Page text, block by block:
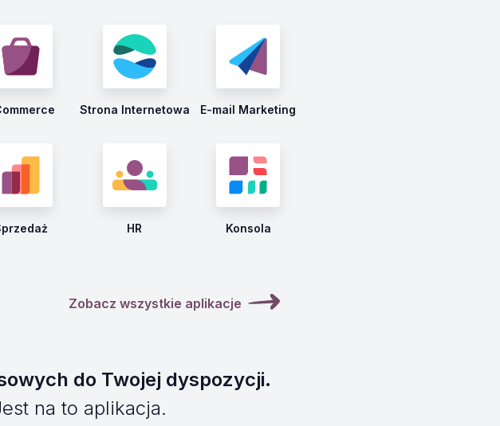
Strona Internetowa E-mail Marketing
HR Konsola
Zobacz wszystkie aplikacje
do Twojej dyspozycji.
na to aplikacja.